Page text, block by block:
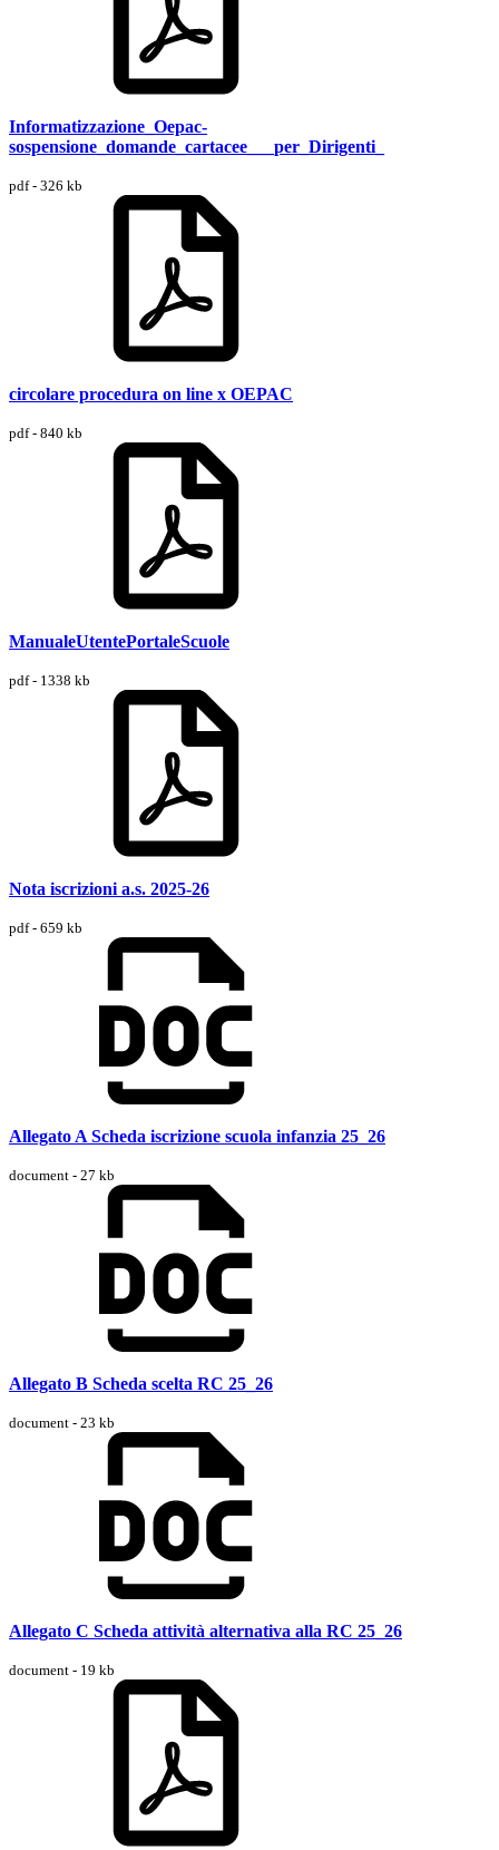
Informatizzazione_Oepac-
sospensione_domande_cartacee___per_Dirigenti_
pdf - 326 kb
circolare procedura on line x OEPAC
pdf - 840 kb
ManualeUtentePortaleScuole
pdf - 1338 kb
Nota iscrizioni a.s. 2025-26
pdf - 659 kb
Allegato A Scheda iscrizione scuola infanzia 25_26
document - 27 kb
Allegato B Scheda scelta RC 25_26
document - 23 kb
Allegato C Scheda attività alternativa alla RC 25_26
document - 19 kb